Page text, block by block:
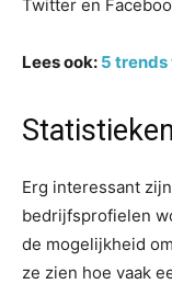
Twitter en
Lees ook: 5 trends
Erg interessant
bedrijfsprofielen
de mogelijkheid
ze zien hoe vaak